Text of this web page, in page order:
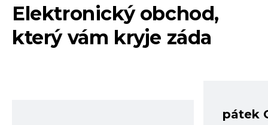
Elektronický obchod,
který vám kryje záda
pátek